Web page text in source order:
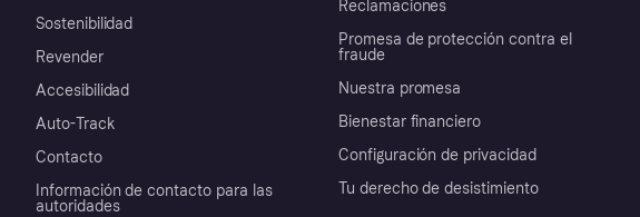
Sostenibilidad
Revender
Accesibilidad
Auto-Track
Contacto
Información de contacto para las
autoridades
Reclamaciones
Promesa de protección contra el
fraude
Nuestra promesa
Bienestar financiero
Configuración de privacidad
Tu derecho de desistimiento